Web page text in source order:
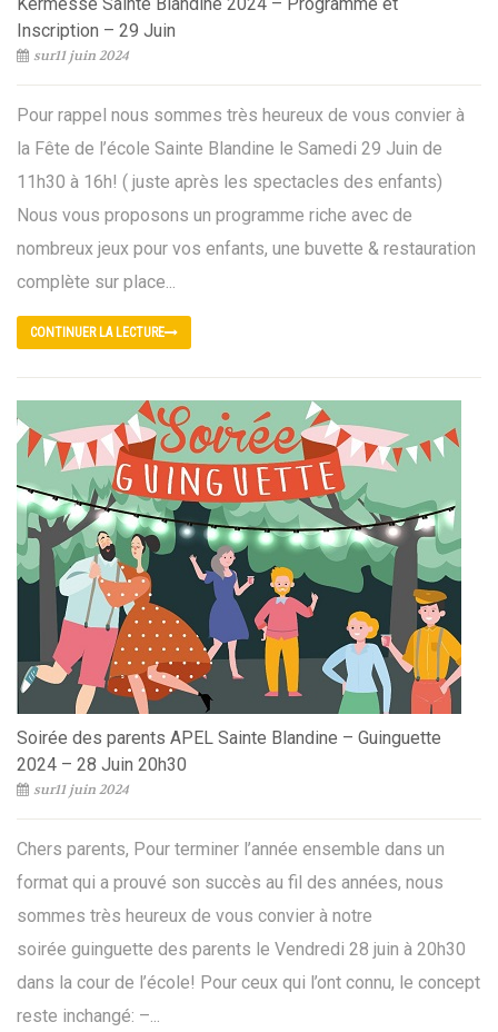
Inscription – 29 Juin
sur11 juin 2024
Pour rappel nous sommes très heureux de vous convier à
la Fête de l’école Sainte Blandine le Samedi 29 Juin de
11h30 à 16h! ( juste après les spectacles des enfants)
Nous vous proposons un programme riche avec de
nombreux jeux pour vos enfants, une buvette & restauration
complète sur place...
CONTINUER LA LECTURE
Soirée des parents APEL Sainte Blandine – Guinguette
2024 – 28 Juin 20h30
sur11 juin 2024
Chers parents, Pour terminer l’année ensemble dans un
format qui a prouvé son succès au fil des années, nous
sommes très heureux de vous convier à notre
soirée guinguette des parents le Vendredi 28 juin à 20h30
dans la cour de l’école! Pour ceux qui l’ont connu, le concept
reste inchangé: –...